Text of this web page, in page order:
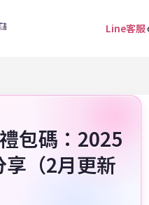
Line客服
包碼：2025
（2月更新